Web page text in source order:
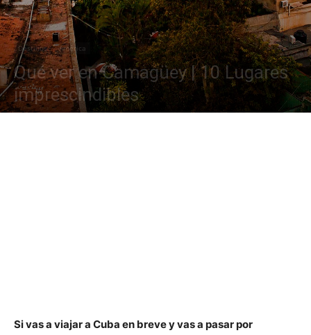
Destinos América
Qué ver en Camagüey | 10 Lugares
imprescindibles
Si vas a viajar a Cuba en breve y vas a pasar por